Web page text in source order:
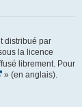
distribué par
la licence
librement. Pour
» (en anglais).